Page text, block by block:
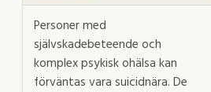
Personer med
självskadebeteende och
komplex psykisk ohälsa kan
förväntas vara suicidnära. De